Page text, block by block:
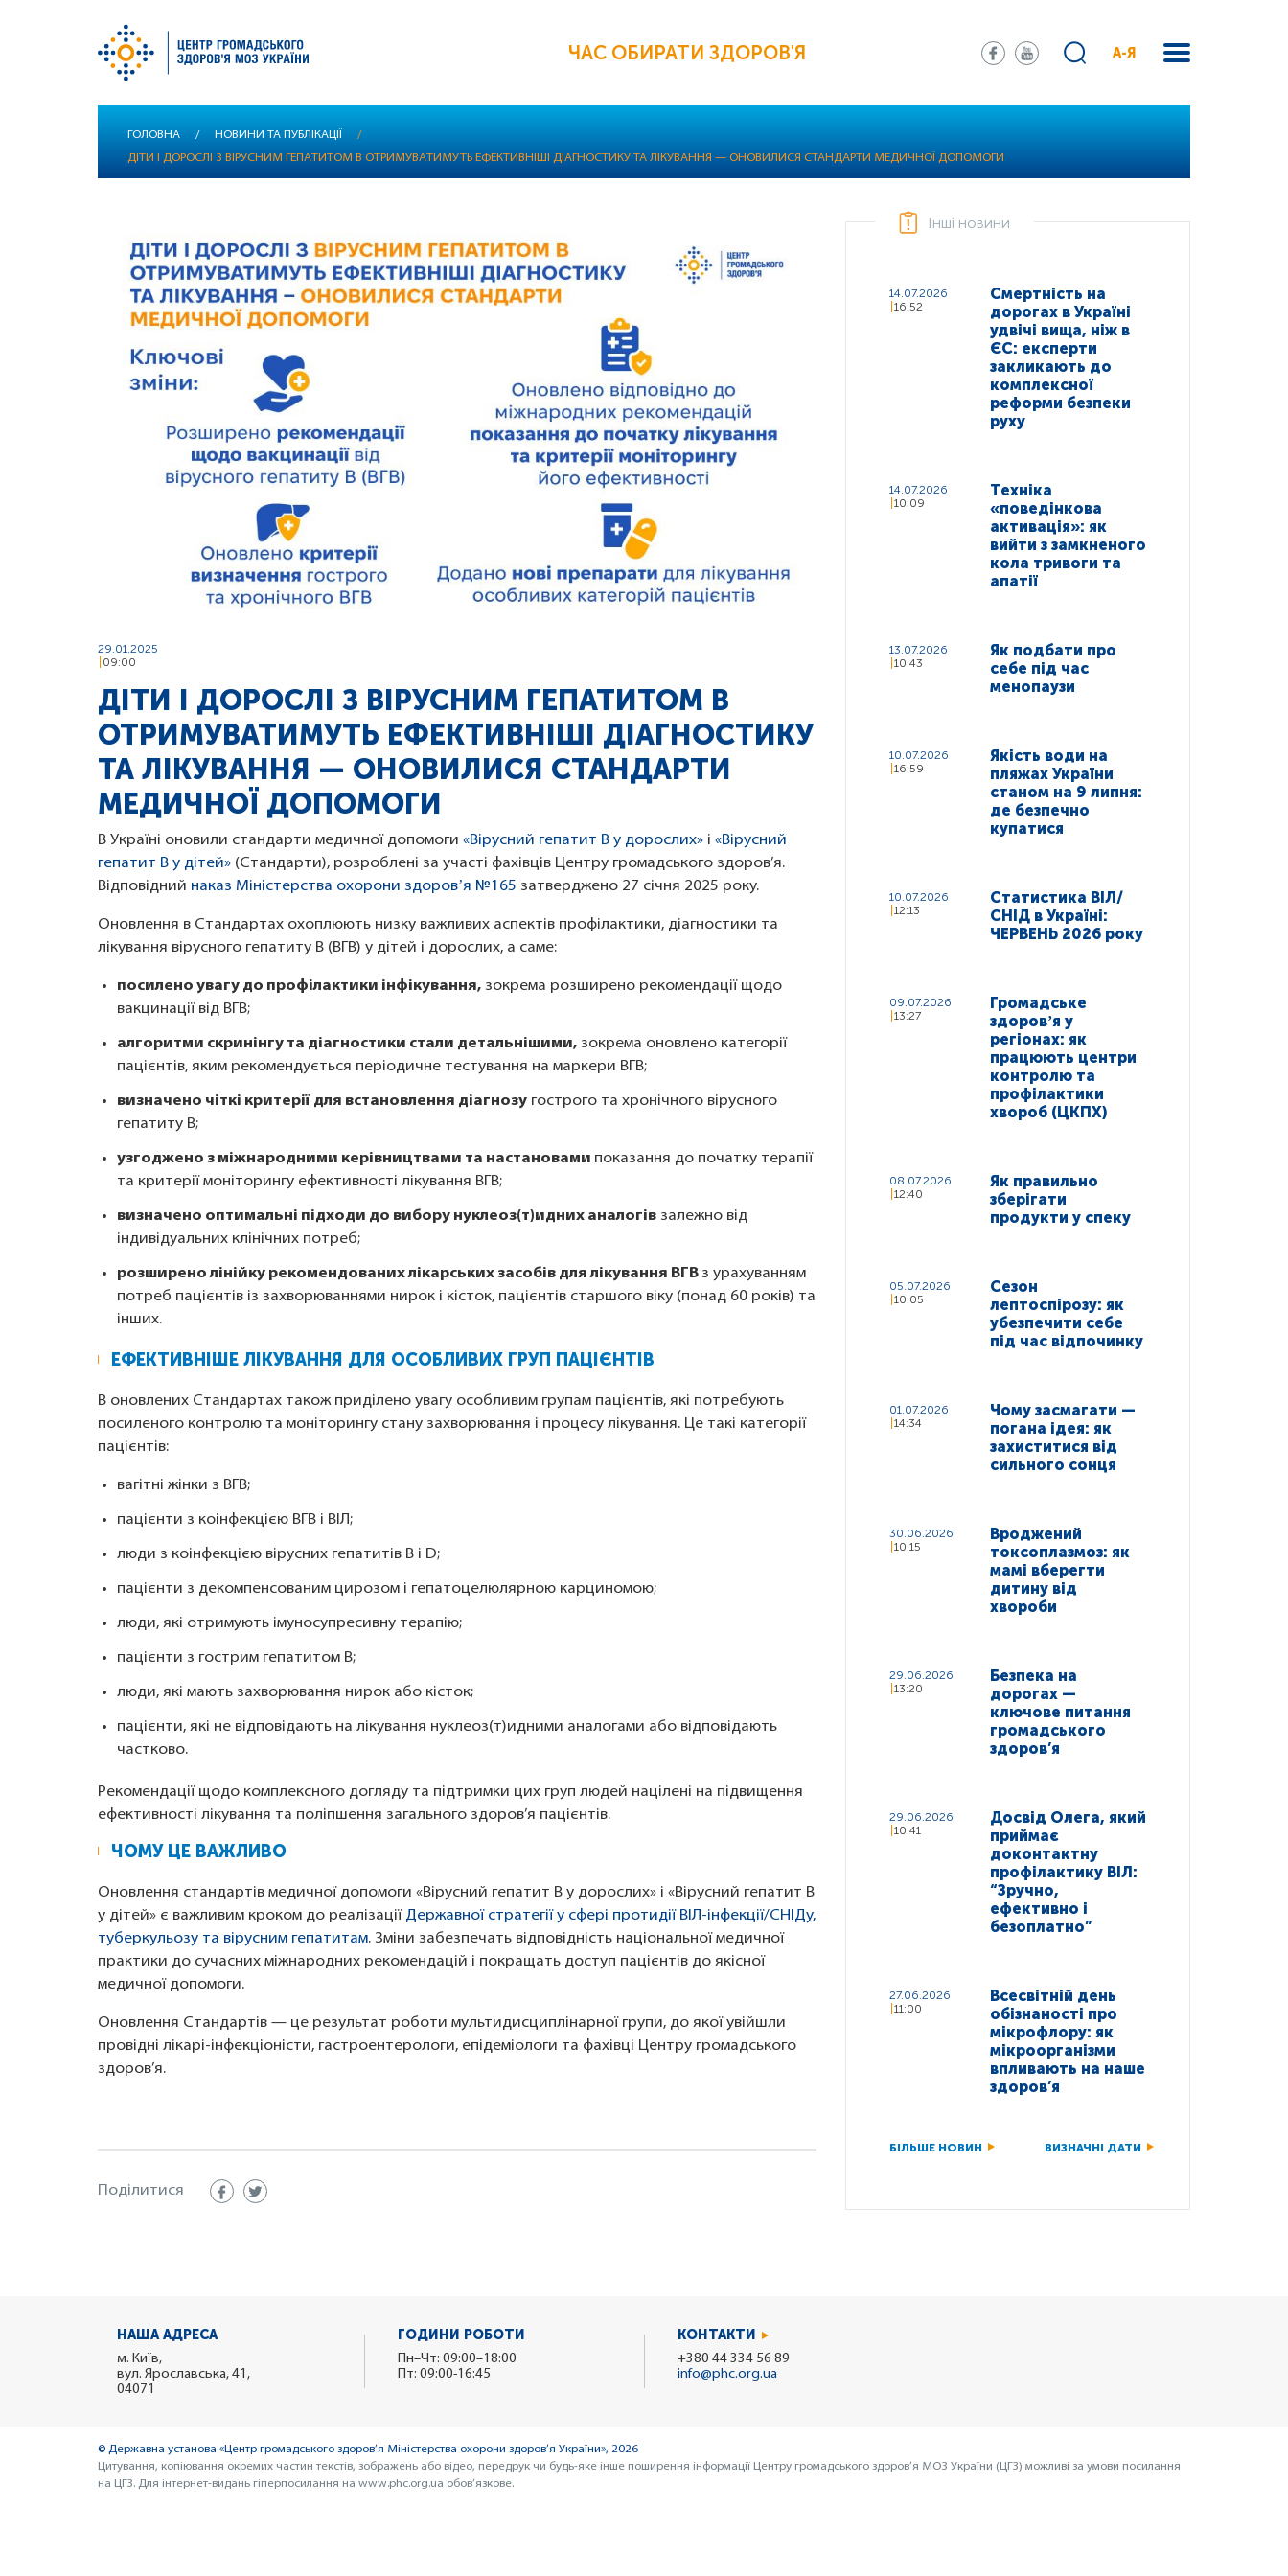
ЧАС ОБИРАТИ ЗДОРОВ'Я А-Я
ГОЛОВНА / НОВИНИ ТА ПУБЛІКАЦІЇ
/
ДІТИ І ДОРОСЛІ З ВІРУСНИМ ГЕПАТИТОМ B ОТРИМУВАТИМУТЬ ЕФЕКТИВНІШІ ДІАГНОСТИКУ ТА ЛІКУВАННЯ — ОНОВИЛИСЯ СТАНДАРТИ МЕДИЧНОЇ ДОПОМОГИ
29.01.2025
09:00
ДІТИ І ДОРОСЛІ З ВІРУСНИМ ГЕПАТИТОМ B
ОТРИМУВАТИМУТЬ ЕФЕКТИВНІШІ ДІАГНОСТИКУ
ТА ЛІКУВАННЯ — ОНОВИЛИСЯ СТАНДАРТИ
МЕДИЧНОЇ ДОПОМОГИ
В Україні оновили стандарти медичної допомоги «Вірусний гепатит B у дорослих» і «Вірусний
гепатит B у дітей» (Стандарти), розроблені за участі фахівців Центру громадського здоров’я.
Відповідний наказ Міністерства охорони здоровʼя №165 затверджено 27 січня 2025 року.
Оновлення в Стандартах охоплюють низку важливих аспектів профілактики, діагностики та
лікування вірусного гепатиту B (ВГВ) у дітей і дорослих, а саме:
посилено увагу до профілактики інфікування, зокрема розширено рекомендації щодо
вакцинації від ВГВ;
алгоритми скринінгу та діагностики стали детальнішими, зокрема оновлено категорії
пацієнтів, яким рекомендується періодичне тестування на маркери ВГВ;
визначено чіткі критерії для встановлення діагнозу гострого та хронічного вірусного
гепатиту B;
узгоджено з міжнародними керівництвами та настановами показання до початку терапії
та критерії моніторингу ефективності лікування ВГВ;
визначено оптимальні підходи до вибору нуклеоз(т)идних аналогів залежно від
індивідуальних клінічних потреб;
розширено лінійку рекомендованих лікарських засобів для лікування ВГВ з урахуванням
потреб пацієнтів із захворюваннями нирок і кісток, пацієнтів старшого віку (понад 60 років) та
інших.
ЕФЕКТИВНІШЕ ЛІКУВАННЯ ДЛЯ ОСОБЛИВИХ ГРУП ПАЦІЄНТІВ
В оновлених Стандартах також приділено увагу особливим групам пацієнтів, які потребують
посиленого контролю та моніторингу стану захворювання і процесу лікування. Це такі категорії
пацієнтів:
вагітні жінки з ВГВ;
пацієнти з коінфекцією ВГВ і ВІЛ;
люди з коінфекцією вірусних гепатитів B і D;
пацієнти з декомпенсованим цирозом і гепатоцелюлярною карциномою;
люди, які отримують імуносупресивну терапію;
пацієнти з гострим гепатитом B;
люди, які мають захворювання нирок або кісток;
пацієнти, які не відповідають на лікування нуклеоз(т)идними аналогами або відповідають
частково.
Рекомендації щодо комплексного догляду та підтримки цих груп людей націлені на підвищення
ефективності лікування та поліпшення загального здоров’я пацієнтів.
ЧОМУ ЦЕ ВАЖЛИВО
Оновлення стандартів медичної допомоги «Вірусний гепатит B у дорослих» і «Вірусний гепатит B
у дітей» є важливим кроком до реалізації Державної стратегії у сфері протидії ВІЛ-інфекції/СНІДу,
туберкульозу та вірусним гепатитам. Зміни забезпечать відповідність національної медичної
практики до сучасних міжнародних рекомендацій і покращать доступ пацієнтів до якісної
медичної допомоги.
Оновлення Стандартів — це результат роботи мультидисциплінарної групи, до якої увійшли
провідні лікарі-інфекціоністи, гастроентерологи, епідеміологи та фахівці Центру громадського
здоров’я.
Поділитися
Інші новини
14.07.2026
16:52
Смертність на
дорогах в Україні
удвічі вища, ніж в
ЄС: експерти
закликають до
комплексної
реформи безпеки
руху
14.07.2026
10:09
Техніка
«поведінкова
активація»: як
вийти з замкненого
кола тривоги та
апатії
13.07.2026
10:43
Як подбати про
себе під час
менопаузи
10.07.2026
16:59
Якість води на
пляжах України
станом на 9 липня:
де безпечно
купатися
10.07.2026
12:13
Статистика ВІЛ/
СНІД в Україні:
ЧЕРВЕНЬ 2026 року
09.07.2026
13:27
Громадське
здоровʼя у
регіонах: як
працюють центри
контролю та
профілактики
хвороб (ЦКПХ)
08.07.2026
12:40
Як правильно
зберігати
продукти у спеку
05.07.2026
10:05
Сезон
лептоспірозу: як
убезпечити себе
під час відпочинку
01.07.2026
14:34
Чому засмагати —
погана ідея: як
захиститися від
сильного сонця
30.06.2026
10:15
Вроджений
токсоплазмоз: як
мамі вберегти
дитину від
хвороби
29.06.2026
13:20
Безпека на
дорогах —
ключове питання
громадського
здоров’я
29.06.2026
10:41
Досвід Олега, який
приймає
доконтактну
профілактику ВІЛ:
“Зручно,
ефективно і
безоплатно”
27.06.2026
11:00
Всесвітній день
обізнаності про
мікрофлору: як
мікроорганізми
впливають на наше
здоров’я
БІЛЬШЕ НОВИН ВИЗНАЧНІ ДАТИ
НАША АДРЕСА
м. Київ,
вул. Ярославська, 41,
04071
ГОДИНИ РОБОТИ
Пн–Чт: 09:00–18:00
Пт: 09:00-16:45
КОНТАКТИ
+380 44 334 56 89
info@phc.org.ua
© Державна установа «Центр громадського здоров’я Міністерства охорони здоров’я України», 2026
Цитування, копіювання окремих частин текстів, зображень або відео, передрук чи будь-яке інше поширення інформації Центру громадського здоров’я МОЗ України (ЦГЗ) можливі за умови посилання
на ЦГЗ. Для інтернет-видань гіперпосилання на www.phc.org.ua обов’язкове.